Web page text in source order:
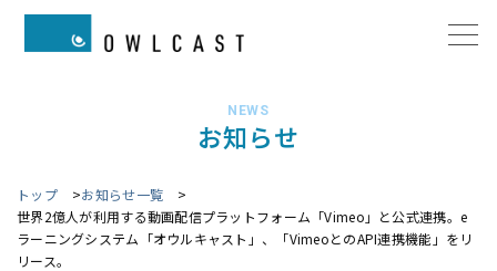
お知らせ
NEWS
トップ
お知らせ一覧
世界2億人が利用する動画配信プラットフォーム「Vimeo」と公式連携。e
ラーニングシステム「オウルキャスト」、「VimeoとのAPI連携機能」をリ
リース。